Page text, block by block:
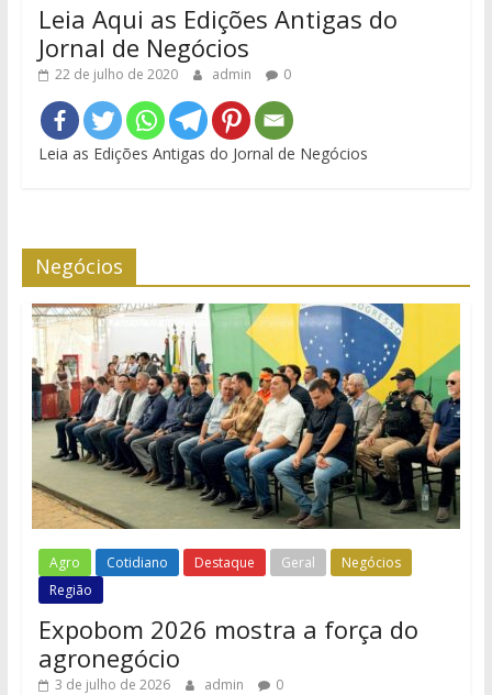
Leia Aqui as Edições Antigas do
Jornal de Negócios
22 de julho de 2020 admin 0
Leia as Edições Antigas do Jornal de Negócios
Negócios
Agro Cotidiano Destaque Geral
Negócios
Região
Expobom 2026 mostra a força do
agronegócio
3 de julho de 2026 admin 0